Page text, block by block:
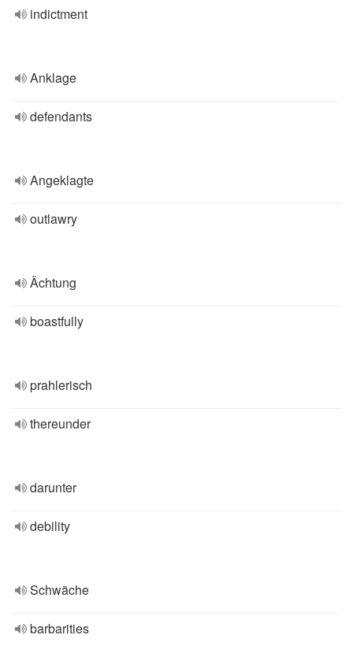
indictment
Anklage
defendants
Angeklagte
outlawry
Ächtung
boastfully
prahlerisch
thereunder
darunter
debility
Schwäche
barbarities